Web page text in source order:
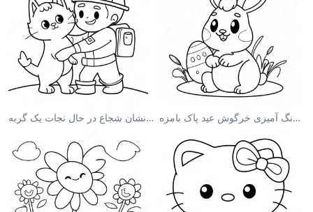
صفحه رنگ آمیزی آتش‌نشان شجاع در حال نجات یک گربه صفحه رنگ آمیزی خرگوش عید پاک بامزه